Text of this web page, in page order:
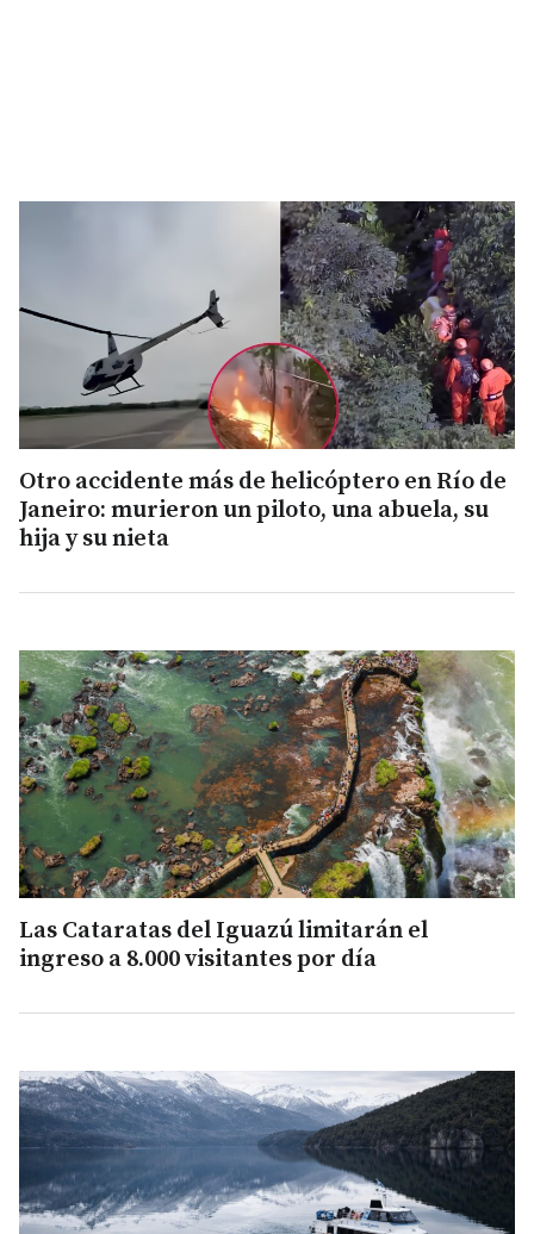
Otro accidente más de helicóptero en Río de
Janeiro: murieron un piloto, una abuela, su
hija y su nieta
Las Cataratas del Iguazú limitarán el
ingreso a 8.000 visitantes por día